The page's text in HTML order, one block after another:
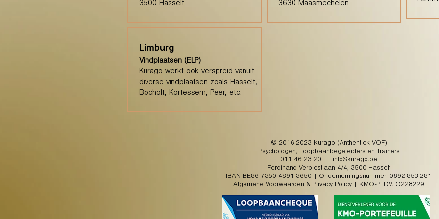
3500 Hasselt
Limburg
Vindplaatsen (ELP)
Kurago werkt ook verspreid vanuit
diverse vindplaatsen zoals Hasselt,
Bocholt, Kortessem, Peer, etc.
3630 Maasmechelen
© 2016-2023 Kurago (Anthentiek VOF)
Psychologen, Loopbaanbegeleiders en Trainers
011 46 23 20
info@kurago.be
Ferdinand Verbiestlaan 4/4, 3500 Hasselt
IBAN BE86 7350 4891 3650 | Ondernemingsnummer: 0692.853.281
Algemene Voorwaarden & Privacy Policy | KMO-P: DV. O228229